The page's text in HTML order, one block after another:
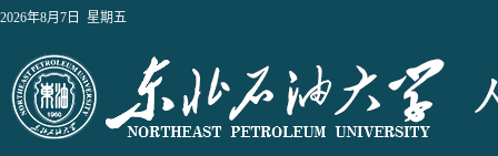
2026年8月7日 星期五